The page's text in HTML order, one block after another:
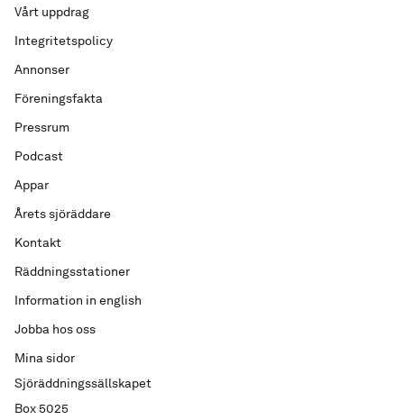
Sjöräddningssällskapet
Box 5025
Vårt uppdrag
Integritetspolicy
Annonser
Föreningsfakta
Pressrum
Podcast
Appar
Årets sjöräddare
Kontakt
Räddningsstationer
Information in english
Jobba hos oss
Mina sidor